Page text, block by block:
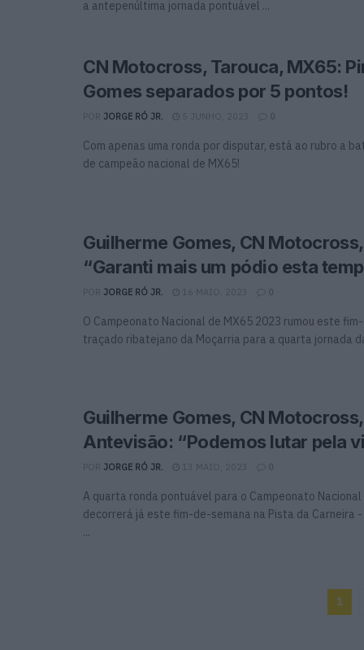
a antepenúltima jornada pontuável ...
CN Motocross, Tarouca, MX65:
Gomes separados por 5 pontos!
JORGE RÓ JR. 5 JUNHO, 2023 0
Com apenas uma ronda por disputar, está ao rubro a
de campeão nacional de MX65!
Guilherme Gomes, CN
“Garanti mais um pódio esta
JORGE RÓ JR. 16 MAIO, 2023 0
O Campeonato Nacional de MX65 2023 rumou este
traçado ribatejano da Moçarria para a quarta jornada
Guilherme Gomes, CN
Antevisão: “Podemos lutar pela
JORGE RÓ JR. 13 MAIO, 2023 0
A quarta ronda pontuável para o Campeonato Nacional
decorrerá já este fim-de-semana na Pista da Carneira
...
1